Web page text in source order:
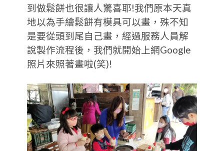
到做鬆餅也很讓人驚喜耶!我們原本天真
地以為手繪鬆餅有模具可以畫，殊不知
是要從頭到尾自己畫，經過服務人員解
說製作流程後，我們就開始上網Google
照片來照著畫啦(笑)!